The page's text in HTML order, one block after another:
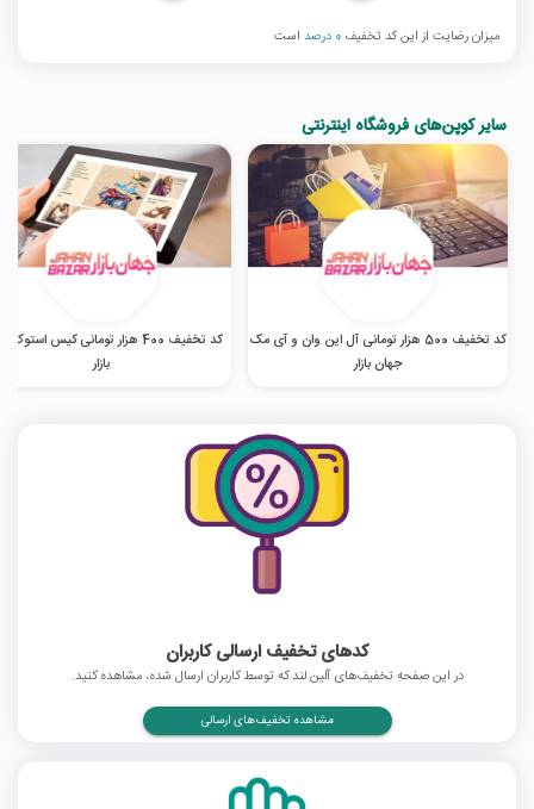
میزان رضایت از این کد تخفیف 0 درصد است
سایر کوپن‌های فروشگاه اینترنتی
کد تخفیف 500 هزار تومانی آل این وان و آی مک
جهان بازار
کد تخفیف 400 هزار تومانی کیس
بازار
کدهای تخفیف ارسالی کاربران
در این صفحه تخفیف‌های آلین لند که توسط کاربران ارسال شده، مشاهده کنید.
مشاهده تخفیف‌های ارسالی